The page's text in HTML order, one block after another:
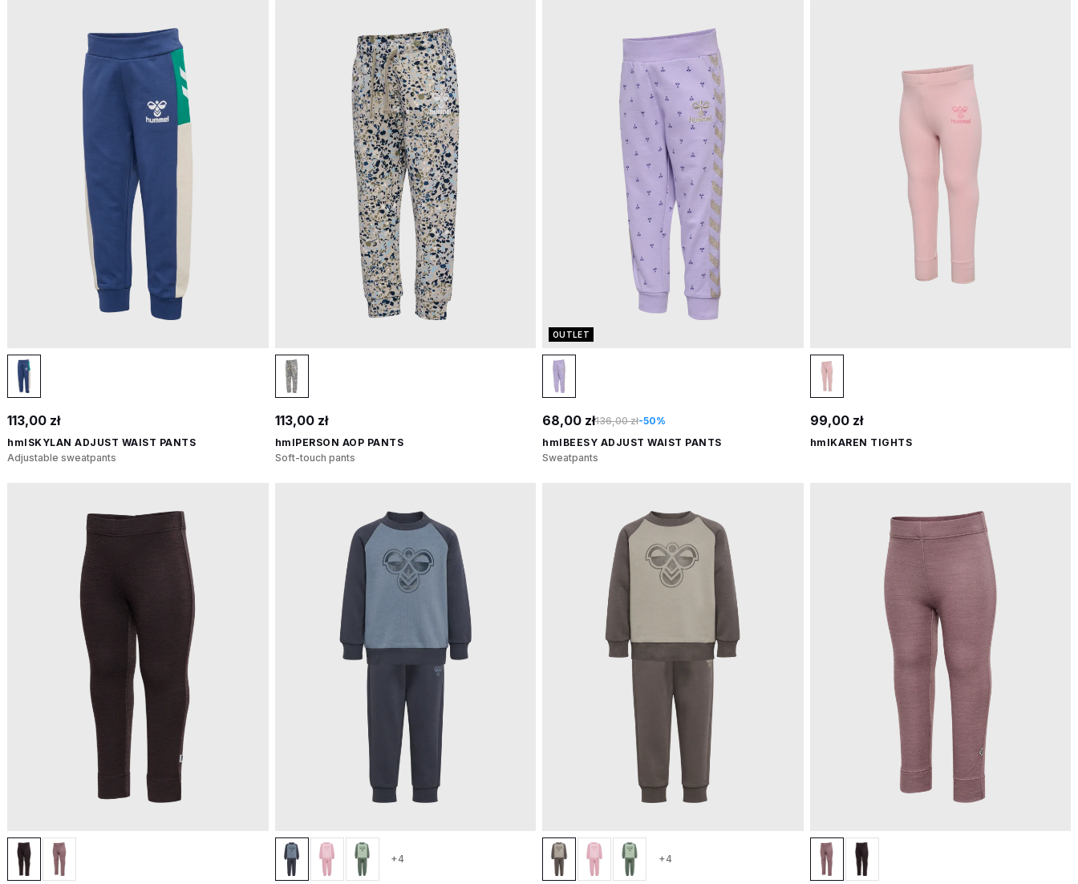
113,00 zł
hmlSKYLAN ADJUST WAIST PANTS
Adjustable sweatpants
113,00 zł
hmlPERSON AOP PANTS
Soft-touch pants
OUTLET
68,00 zł136,00 zł-50%
hmlBEESY ADJUST WAIST PANTS
Sweatpants
99,00 zł
hmlKAREN TIGHTS
+4 +4